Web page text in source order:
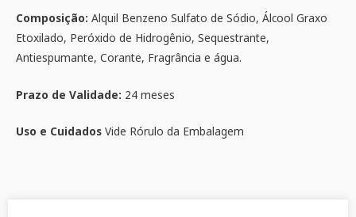
Composição: Alquil Benzeno Sulfato de Sódio, Álcool Graxo
Etoxilado, Peróxido de Hidrogênio, Sequestrante,
Antiespumante, Corante, Fragrância e água.
Prazo de Validade: 24 meses
Uso e Cuidados Vide Rórulo da Embalagem